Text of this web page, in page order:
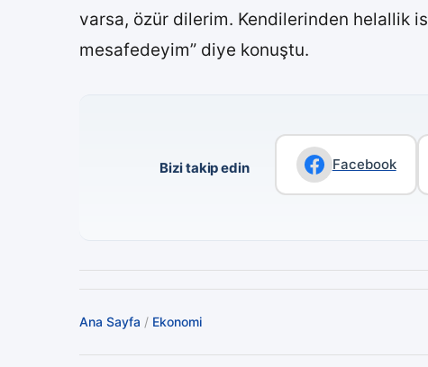
varsa, özür dilerim. Kendilerinden helallik
mesafedeyim” diye konuştu.
Bizi takip edin Facebook
Ana Sayfa / Ekonomi